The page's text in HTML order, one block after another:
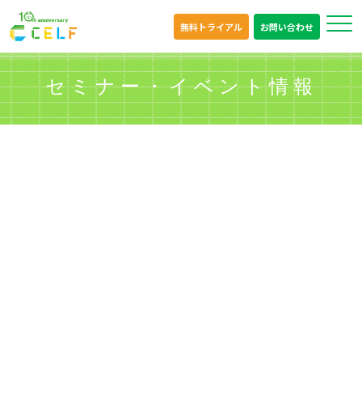
無料トライアル お問い合わせ
セミナー・イベント情報